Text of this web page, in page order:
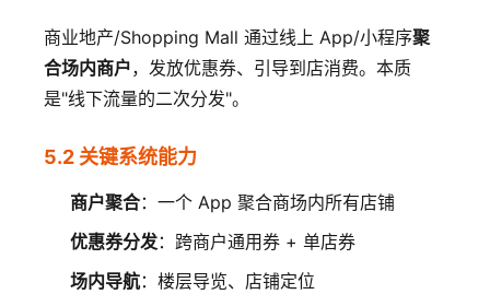
商业地产/Shopping Mall 通过线上 App/小程序聚
合场内商户，发放优惠券、引导到店消费。本质
是"线下流量的二次分发"。
5.2 关键系统能力
商户聚合：一个 App 聚合商场内所有店铺
优惠券分发：跨商户通用券 + 单店券
场内导航：楼层导览、店铺定位